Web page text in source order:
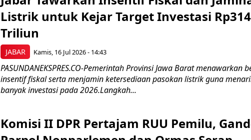
JABAR
Listrik untuk Kejar Target Investasi Rp314
Triliun
Kamis, 16 Jul 2026 - 14:43
PASUNDANEKSPRES.CO-Pemerintah Provinsi Jawa Barat menawarkan
insentif fiskal serta menjamin ketersediaan pasokan listrik guna
banyak investasi pada 2026.Langkah...
Komisi II DPR Pertajam RUU Pemilu,